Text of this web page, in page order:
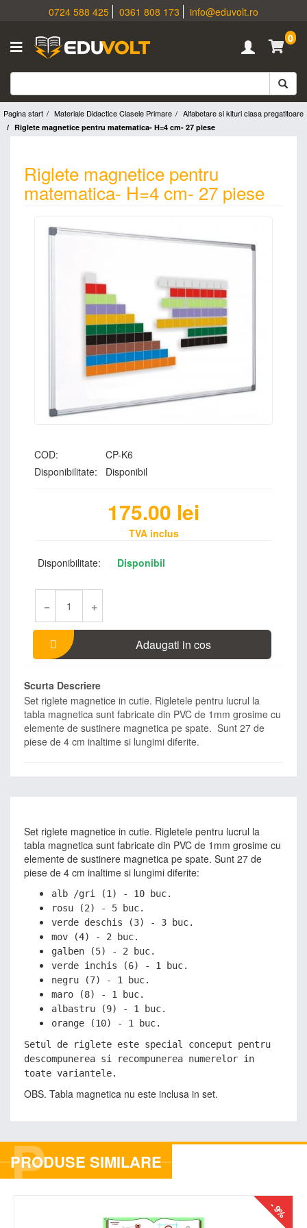
0724 588 425 0361 808 173
info@eduvolt.ro
0
Pagina start Materiale Didactice Clasele Primare Alfabetare si kituri clasa pregatitoare
Riglete magnetice pentru matematica- H=4 cm- 27 piese
Riglete magnetice pentru
matematica- H=4 cm- 27 piese
COD:
CP-K6
Disponibilitate:
Disponibil
175.00 lei
TVA inclus
Disponibilitate: Disponibil
− +
Adaugati in cos
Scurta Descriere
Set riglete magnetice in cutie. Rigletele pentru lucrul la
tabla magnetica sunt fabricate din PVC de 1mm grosime cu
elemente de sustinere magnetica pe spate. Sunt 27 de
piese de 4 cm inaltime si lungimi diferite.
Set riglete magnetice in cutie. Rigletele pentru lucrul la
tabla magnetica sunt fabricate din PVC de 1mm grosime cu
elemente de sustinere magnetica pe spate. Sunt 27 de
piese de 4 cm inaltime si lungimi diferite:
alb /gri (1) - 10 buc.
rosu (2) - 5 buc.
verde deschis (3) - 3 buc.
mov (4) - 2 buc.
galben (5) - 2 buc.
verde inchis (6) - 1 buc.
negru (7) - 1 buc.
maro (8) - 1 buc.
albastru (9) - 1 buc.
orange (10) - 1 buc.
Setul de riglete este special conceput pentru
descompunerea si recompunerea numerelor in
toate variantele.
OBS. Tabla magnetica nu este inclusa in set.
P
PRODUSE SIMILARE
- 9%